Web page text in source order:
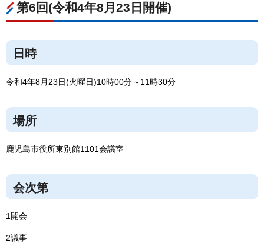
第6回(令和4年8月23日開催)
日時
令和4年8月23日(火曜日)10時00分～11時30分
場所
鹿児島市役所東別館1101会議室
会次第
1開会
2議事